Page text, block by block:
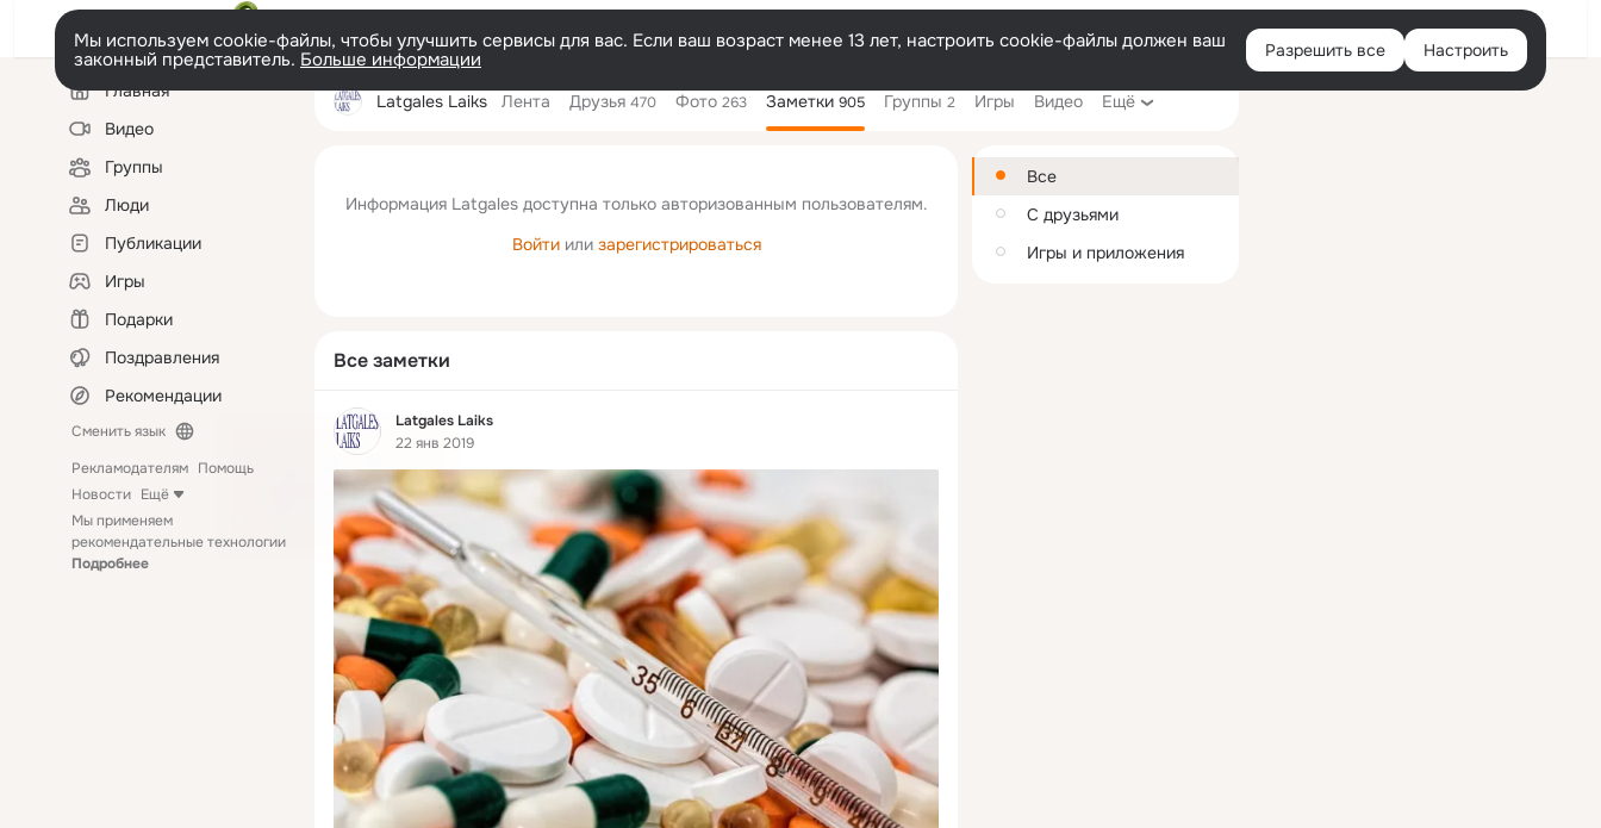
Русский Войти
Мы используем cookie-файлы, чтобы улучшить сервисы для вас. Если ваш возраст менее 13 лет, настроить cookie-файлы должен ваш
законный представитель. Больше информации Разрешить все Настроить
Левая
колонкаГлавная
Видео
Группы
Люди
Публикации
Игры
Подарки
Поздравления
Рекомендации
Сменить язык
Рекламодателям Помощь
Новости Ещё
Мы применяем
рекомендательные технологии
Подробнее
Latgales Laiks Лента Друзья 470 Фото 263 Заметки 905 Группы 2 Игры Видео Ещё
Информация Latgales доступна только авторизованным пользователям.
Войтиили зарегистрироваться
Все заметки
Фид
Latgales Laiks
22 янв 2019
Дополнительная
колонка Все
С друзьями
Игры и приложения